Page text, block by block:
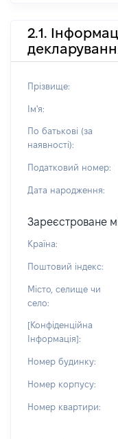
2.1.
Прізвище:
Ім'я:
По батькові (за
наявності):
Податковий номер:
Дата народження:
Зареєстроване
Країна:
Поштовий індекс:
Місто, селище чи
село:
[Конфіденційна
Інформація]:
Номер будинку:
Номер корпусу:
Номер квартири: